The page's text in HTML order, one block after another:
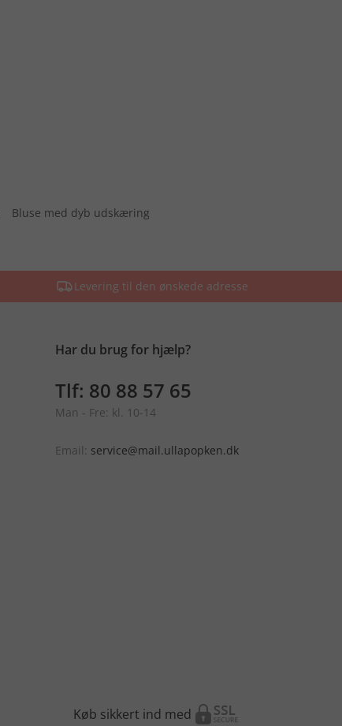
Bluse med dyb udskæring
Levering til den ønskede adresse
Har du brug for hjælp?
Tlf: 80 88 57 65
Man - Fre: kl. 10-14
Email: service@mail.ullapopken.dk
Køb sikkert ind med